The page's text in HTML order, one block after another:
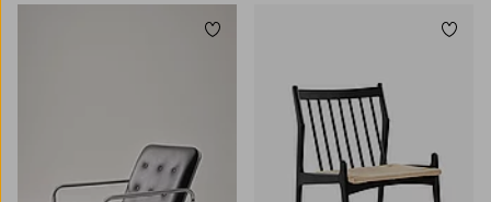
Toevoegen aan favorieten